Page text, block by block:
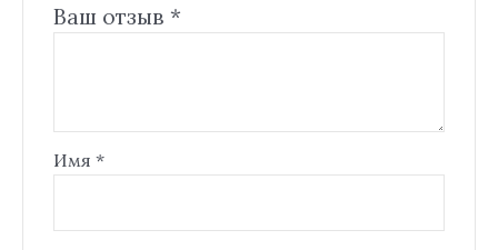
Ваш отзыв *
Имя *